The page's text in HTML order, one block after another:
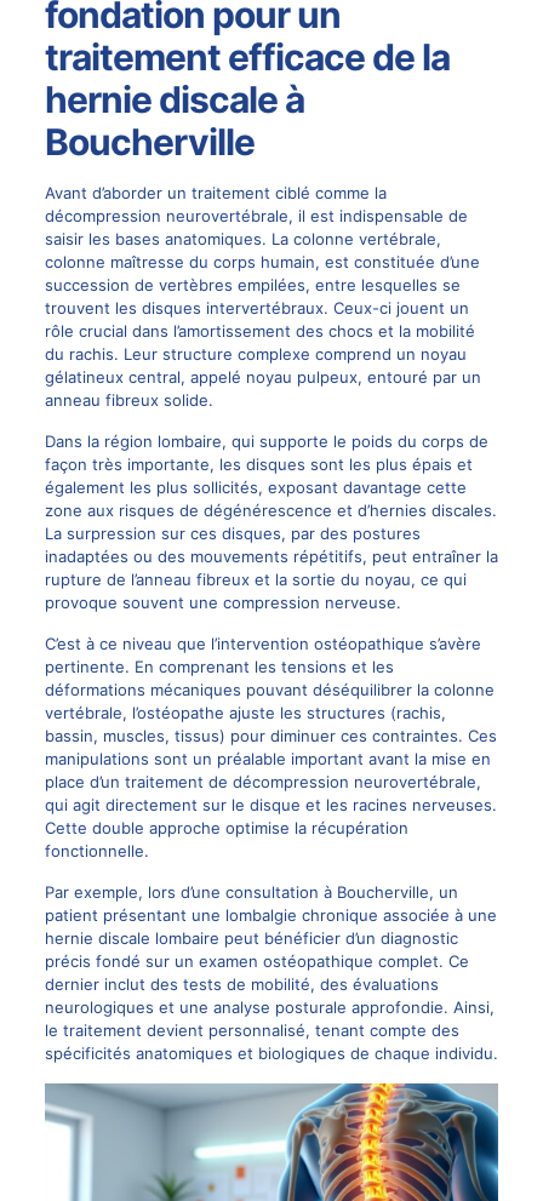
fondation pour un
traitement efficace de la
hernie discale à
Boucherville
Avant d’aborder un traitement ciblé comme la
décompression neurovertébrale, il est indispensable de
saisir les bases anatomiques. La colonne vertébrale,
colonne maîtresse du corps humain, est constituée d’une
succession de vertèbres empilées, entre lesquelles se
trouvent les disques intervertébraux. Ceux-ci jouent un
rôle crucial dans l’amortissement des chocs et la mobilité
du rachis. Leur structure complexe comprend un noyau
gélatineux central, appelé noyau pulpeux, entouré par un
anneau fibreux solide.
Dans la région lombaire, qui supporte le poids du corps de
façon très importante, les disques sont les plus épais et
également les plus sollicités, exposant davantage cette
zone aux risques de dégénérescence et d’hernies discales.
La surpression sur ces disques, par des postures
inadaptées ou des mouvements répétitifs, peut entraîner la
rupture de l’anneau fibreux et la sortie du noyau, ce qui
provoque souvent une compression nerveuse.
C’est à ce niveau que l’intervention ostéopathique s’avère
pertinente. En comprenant les tensions et les
déformations mécaniques pouvant déséquilibrer la colonne
vertébrale, l’ostéopathe ajuste les structures (rachis,
bassin, muscles, tissus) pour diminuer ces contraintes. Ces
manipulations sont un préalable important avant la mise en
place d’un traitement de décompression neurovertébrale,
qui agit directement sur le disque et les racines nerveuses.
Cette double approche optimise la récupération
fonctionnelle.
Par exemple, lors d’une consultation à Boucherville, un
patient présentant une lombalgie chronique associée à une
hernie discale lombaire peut bénéficier d’un diagnostic
précis fondé sur un examen ostéopathique complet. Ce
dernier inclut des tests de mobilité, des évaluations
neurologiques et une analyse posturale approfondie. Ainsi,
le traitement devient personnalisé, tenant compte des
spécificités anatomiques et biologiques de chaque individu.